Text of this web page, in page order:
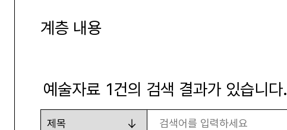
계층 내용
예술자료 1건의 검색 결과가 있습니다.
검색